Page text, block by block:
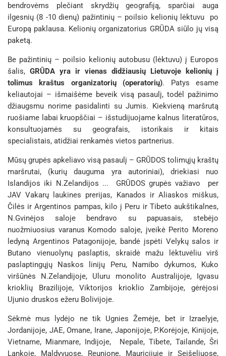
bendrovėms plečiant skrydžių geografiją, sparčiai auga
ilgesnių (8 -10 dienų) pažintinių – poilsio kelionių lėktuvu po
Europą paklausa. Kelionių organizatorius GRŪDA siūlo jų visą
paketą.
Be pažintinių – poilsio kelionių autobusu (lėktuvu) į Europos
šalis, GRŪDA yra ir vienas didžiausių Lietuvoje kelionių į
tolimus kraštus organizatorių (operatorių). Patys esame
keliautojai – išmaišėme beveik visą pasaulį, todėl pažinimo
džiaugsmu norime pasidalinti su Jumis. Kiekvieną maršrutą
ruošiame labai kruopščiai – išstudijuojame kalnus literatūros,
konsultuojamės su geografais, istorikais ir kitais
specialistais, atidžiai renkamės vietos partnerius.
Mūsų grupės apkeliavo visą pasaulį – GRŪDOS tolimųjų kraštų
maršrutai, (kurių dauguma yra autoriniai), driekiasi nuo
Islandijos iki N.Zelandijos ... GRŪDOS grupės važiavo per
JAV Vakarų laukines prerijas, Kanados ir Aliaskos miškus,
Čilės ir Argentinos pampas, kilo į Peru ir Tibeto aukštikalnes,
N.Gvinėjos saloje bendravo su papuasais, stebėjo
nuožmiuosius varanus Komodo saloje, įveikė Perito Moreno
ledyną Argentinos Patagonijoje, bandė įspėti Velykų salos ir
Butano vienuolynų paslaptis, skraidė mažu lėktuvėliu virš
paslaptingųjų Naskos linijų Peru, Namibo dykumos, Kuko
viršūnės N.Zelandijoje, Uluru monolito Australijoje, Igvasu
krioklių Brazilijoje, Viktorijos krioklio Zambijoje, gėrėjosi
Ujunio druskos ežeru Bolivijoje.
Sėkmė mus lydėjo ne tik Ugnies Žemėje, bet ir Izraelyje,
Jordanijoje, JAE, Omane, Irane, Japonijoje, P.Korėjoje, Kinijoje,
Vietname, Mianmare, Indijoje, Nepale, Tibete, Tailande, Šri
Lankoje, Maldyvuose, Reunione, Mauricijuje ir Seišeliuose,